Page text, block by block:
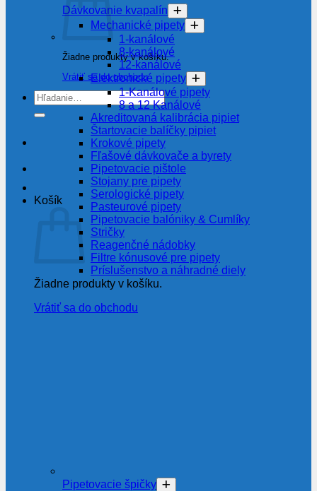
Žiadne produkty v košíku.
Vrátiť sa do obchodu
Hľadať:
Košík
Žiadne produkty v košíku.
Vrátiť sa do obchodu
Dávkovanie kvapalín
Mechanické pipety
1-kanálové
8-kanálové
12-kanálové
Elektronické pipety
1-Kanálové pipety
8 a 12 Kanálové
Akreditovaná kalibrácia pipiet
Štartovacie balíčky pipiet
Krokové pipety
Fľašové dávkovače a byrety
Pipetovacie pištole
Stojany pre pipety
Serologické pipety
Pasteurové pipety
Pipetovacie balóniky & Cumlíky
Stričky
Reagenčné nádobky
Filtre kónusové pre pipety
Príslušenstvo a náhradné diely
Pipetovacie špičky